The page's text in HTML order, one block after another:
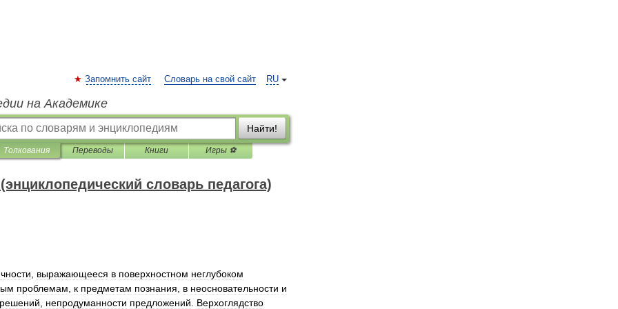
RU
Запомнить сайт Словарь на свой сайт
на Академике
Найти!
Толкования Переводы Книги Игры ⚽
словарь педагога)
выражающееся в поверхностном неглубоком
проблемам к предметам познания в неосновательности и
решений
непродуманности предложений Верхоглядство